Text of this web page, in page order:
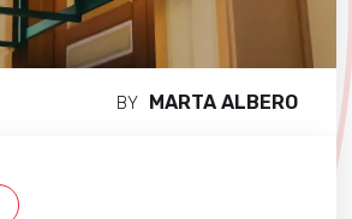
BY MARTA ALBERO